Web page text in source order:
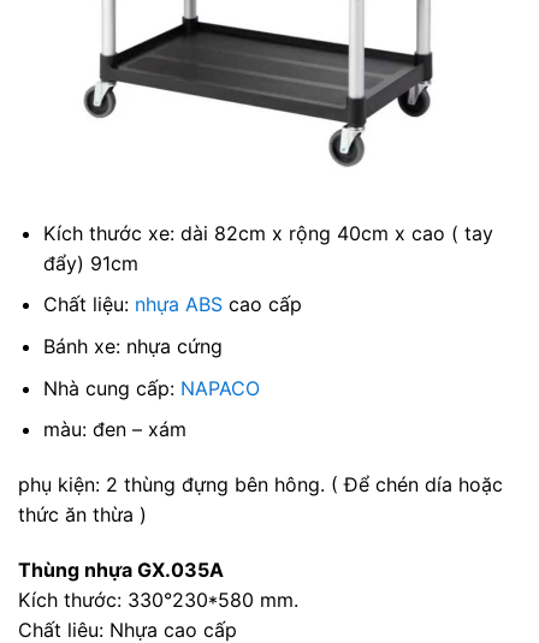
Kích thước xe: dài 82cm x rộng 40cm x cao ( tay
đẩy) 91cm
Chất liệu: nhựa ABScao cấp
Bánh xe: nhựa cứng
Nhà cung cấp: NAPACO
màu: đen – xám
phụ kiện: 2 thùng đựng bên hông. ( Để chén día hoặc
thức ăn thừa )
Thùng nhựa GX.035A
Kích thước: 330°230*580 mm.
Chất liêu: Nhựa cao cấp